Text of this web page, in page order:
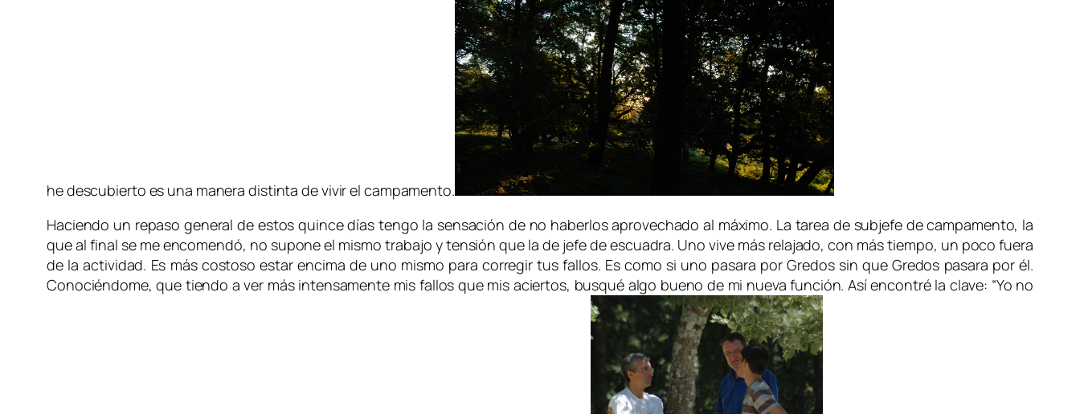
he descubierto es una manera distinta de vivir el campamento.
Haciendo un repaso general de estos quince días tengo la sensación de no haberlos aprovechado al máximo. La tarea de subjefe de campamento, la
que al final se me encomendó, no supone el mismo trabajo y tensión que la de jefe de escuadra. Uno vive más relajado, con más tiempo, un poco fuera
de la actividad. Es más costoso estar encima de uno mismo para corregir tus fallos. Es como si uno pasara por Gredos sin que Gredos pasara por él.
Conociéndome, que tiendo a ver más intensamente mis fallos que mis aciertos, busqué algo bueno de mi nueva función. Así encontré la clave: “Yo no